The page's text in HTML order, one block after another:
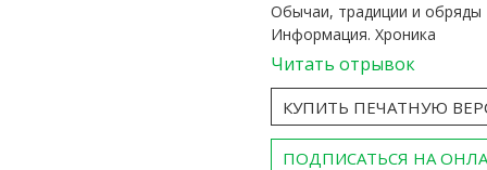
Обычаи, традиции и обряды
Информация. Хроника
Читать отрывок
КУПИТЬ ПЕЧАТНУЮ
ПОДПИСАТЬСЯ НА